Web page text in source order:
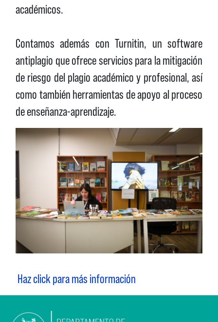
académicos.
Contamos además con Turnitin, un software
antiplagio que ofrece servicios para la mitigación
de riesgo del plagio académico y profesional, así
como también herramientas de apoyo al proceso
de enseñanza-aprendizaje.
Haz click para más información